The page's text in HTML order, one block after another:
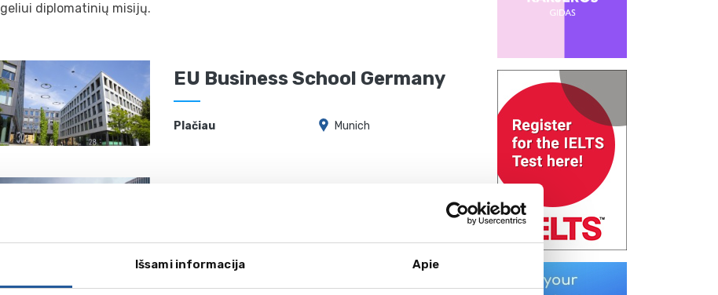
Išsami informacija Apie
diplomatinių misijų.
EU Business School Germany
Plačiau Munich
Plačiau